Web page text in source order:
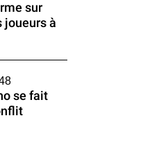
sur
joueurs à
se fait